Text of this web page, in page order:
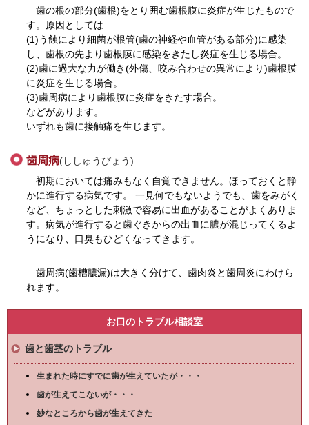
歯の根の部分(歯根)をとり囲む歯根膜に炎症が生じたもので
す。原因としては
(1)う蝕により細菌が根管(歯の神経や血管がある部分)に感染
し、歯根の先より歯根膜に感染をきたし炎症を生じる場合。
(2)歯に過大な力が働き(外傷、咬み合わせの異常により)歯根膜
に炎症を生じる場合。
(3)歯周病により歯根膜に炎症をきたす場合。
などがあります。
いずれも歯に接触痛を生じます。
歯周病(ししゅうびょう)
初期においては痛みもなく自覚できません。ほっておくと静
かに進行する病気です。 一見何でもないようでも、歯をみがく
など、ちょっとした刺激で容易に出血があることがよくありま
す。病気が進行すると歯ぐきからの出血に膿が混じってくるよ
うになり、口臭もひどくなってきます。
歯周病(歯槽膿漏)は大きく分けて、歯肉炎と歯周炎にわけら
れます。
お口のトラブル相談室
歯と歯茎のトラブル
生まれた時にすでに歯が生えていたが・・・
歯が生えてこないが・・・
妙なところから歯が生えてきた